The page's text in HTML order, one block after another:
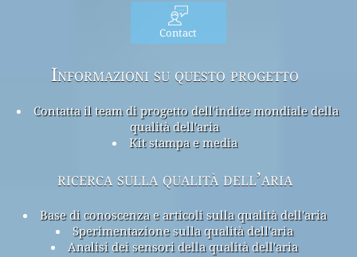
Contact
Informazioni su questo progetto
Contatta il team di progetto dell'indice mondiale della
qualità dell'aria
Kit stampa e media
ricerca sulla qualità dell’aria
Base di conoscenza e articoli sulla qualità dell'aria
Sperimentazione sulla qualità dell'aria
Analisi dei sensori della qualità dell'aria